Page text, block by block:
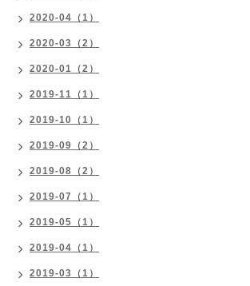
2020-04（1）
2020-03（2）
2020-01（2）
2019-11（1）
2019-10（1）
2019-09（2）
2019-08（2）
2019-07（1）
2019-05（1）
2019-04（1）
2019-03（1）